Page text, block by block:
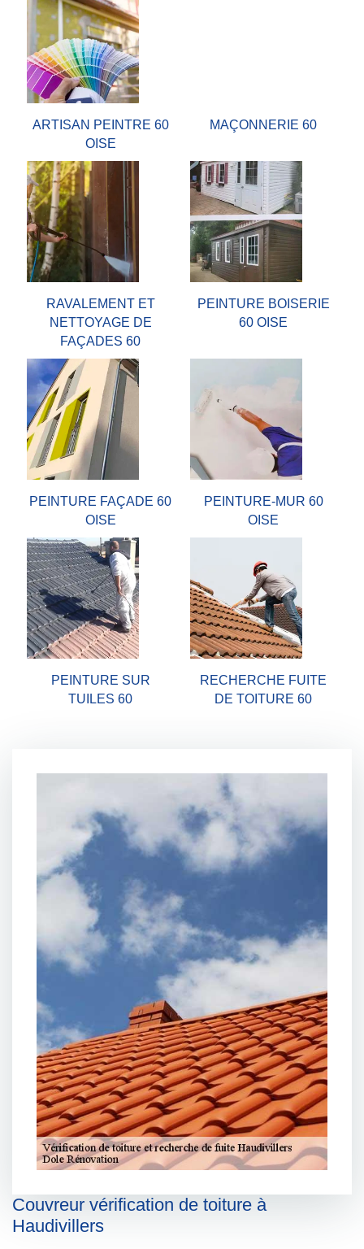
ARTISAN PEINTRE 60
OISE
MAÇONNERIE 60
RAVALEMENT ET
NETTOYAGE DE
FAÇADES 60
PEINTURE BOISERIE
60 OISE
PEINTURE FAÇADE 60
OISE
PEINTURE-MUR 60
OISE
PEINTURE SUR
TUILES 60
RECHERCHE FUITE
DE TOITURE 60
Couvreur vérification de toiture à
Haudivillers